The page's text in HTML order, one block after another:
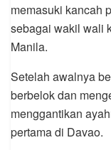
memasuki kancah
sebagai wakil wali
Manila.
Setelah awalnya
berbelok dan
menggantikan
pertama di Davao.